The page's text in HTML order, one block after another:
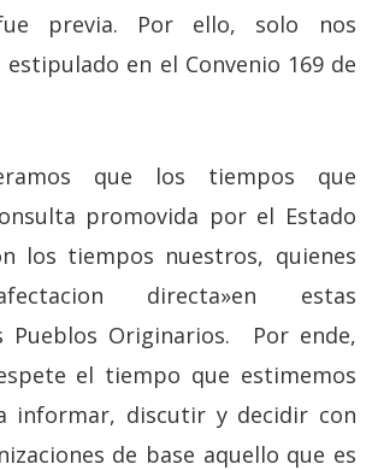
previa. Por ello, solo nos
en el Convenio 169 de
que los tiempos que
promovida por el Estado
los tiempos nuestros, quienes
directa»en estas
Pueblos Originarios. Por ende,
el tiempo que estimemos
informar, discutir y decidir con
de base aquello que es